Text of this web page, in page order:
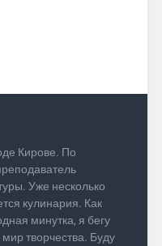
Кирове. По
Уже несколько
кулинария. Как
минутка, я бегу
творчества. Буду